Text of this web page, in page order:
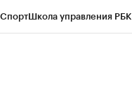
СпортШкола управления РБК